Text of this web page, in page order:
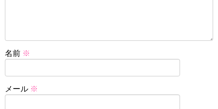
名前 ※
メール ※